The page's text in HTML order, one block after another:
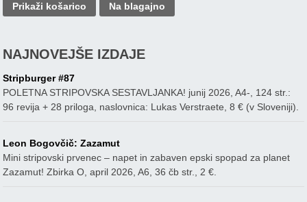
Prikaži košarico Na blagajno
NAJNOVEJŠE IZDAJE
Stripburger #87
POLETNA STRIPOVSKA SESTAVLJANKA! junij 2026, A4-, 124 str.:
96 revija + 28 priloga, naslovnica: Lukas Verstraete, 8 € (v Sloveniji).
Leon Bogovčič: Zazamut
Mini stripovski prvenec – napet in zabaven epski spopad za planet
Zazamut! Zbirka O, april 2026, A6, 36 čb str., 2 €.